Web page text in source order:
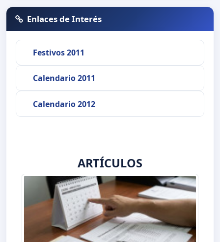
Enlaces de Interés
Festivos 2011
Calendario 2011
Calendario 2012
ARTÍCULOS